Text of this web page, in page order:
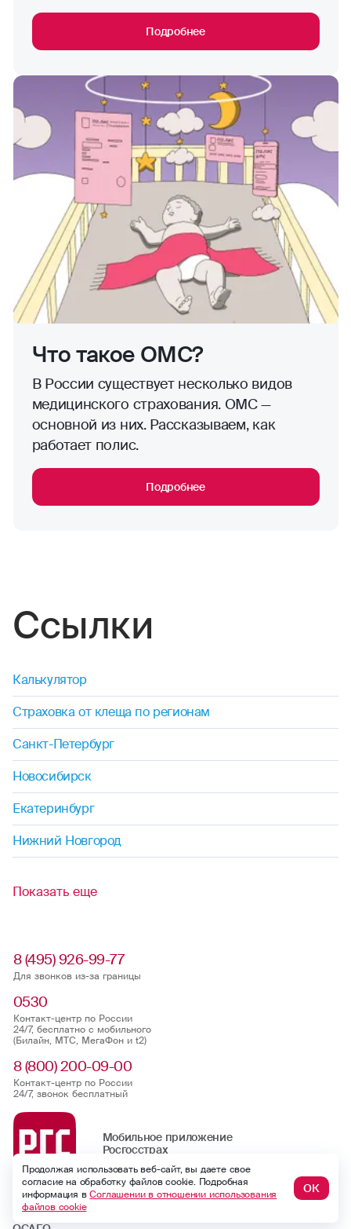
Подробнее
Что такое ОМС?
В России существует несколько видов
медицинского страхования. ОМС —
основной из них. Рассказываем, как
работает полис.
Подробнее
Ссылки
Калькулятор
Страховка от клеща по регионам
Санкт-Петербург
Новосибирск
Екатеринбург
Нижний Новгород
Показать еще
8 (495) 926-99-77
Для звонков из-за границы
0530
Контакт-центр по России
24/7, бесплатно с мобильного
(Билайн, МТС, МегаФон и t2)
8 (800) 200-09-00
Контакт-центр по России
24/7, звонок бесплатный
Мобильное приложение
Росгосстрах
Ваши полисы всегда под рукой
Продолжая использовать веб-сайт, вы даете свое
согласие на обработку файлов cookie. Подробная
информация вСоглашении в отношении использования
файлов cookie
ОК